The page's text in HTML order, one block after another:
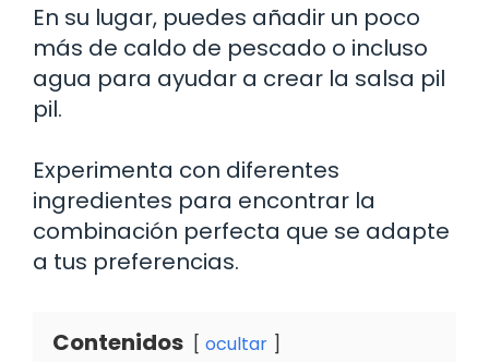
En su lugar, puedes añadir un poco
más de caldo de pescado o incluso
agua para ayudar a crear la salsa pil
pil.
Experimenta con diferentes
ingredientes para encontrar la
combinación perfecta que se adapte
a tus preferencias.
Contenidos ocultar